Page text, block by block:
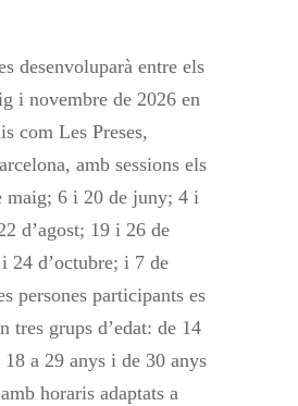
desenvoluparà entre els
i novembre de 2026 en
com Les Preses,
amb sessions els
maig; 6 i 20 de juny; 4 i
d’agost; 19 i 26 de
24 d’octubre; i 7 de
persones participants es
tres grups d’edat: de 14
18 a 29 anys i de 30 anys
horaris adaptats a